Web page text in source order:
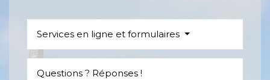
Services en ligne et formulaires
Questions ? Réponses !